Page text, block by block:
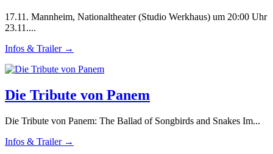
17.11. Mannheim, Nationaltheater (Studio Werkhaus) um 20:00 Uhr
23.11....
Infos & Trailer →
Die Tribute von Panem
Die Tribute von Panem: The Ballad of Songbirds and Snakes Im...
Infos & Trailer →